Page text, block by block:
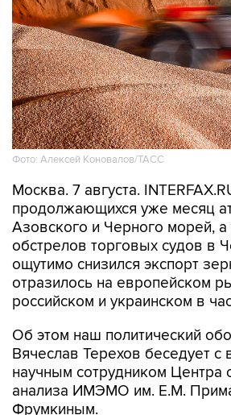
Фото: Алексей Коновалов/ТАСС
Москва. 7 августа.
продолжающихся уже месяц
Азовского и Черного морей, а
обстрелов торговых судов в
ощутимо снизился экспорт
отразилось на европейском
российском и украинском в
Об этом наш политический
Вячеслав Терехов беседует с
научным сотрудником Центра
анализа ИМЭМО им. Е.М.
Фрумкиным.